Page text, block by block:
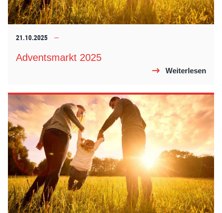
21.10.2025
Adventsmarkt 2025
Weiterlesen